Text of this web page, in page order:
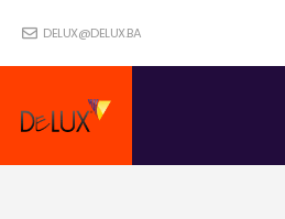
DELUX@DELUX.BA